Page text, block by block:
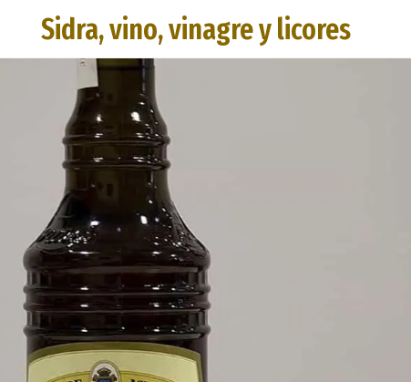
Sidra, vino, vinagre y licores